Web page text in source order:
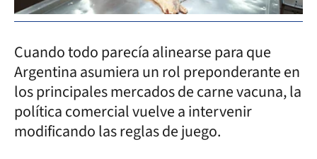
Cuando todo parecía alinearse para que
Argentina asumiera un rol preponderante en
los principales mercados de carne vacuna, la
política comercial vuelve a intervenir
modificando las reglas de juego.